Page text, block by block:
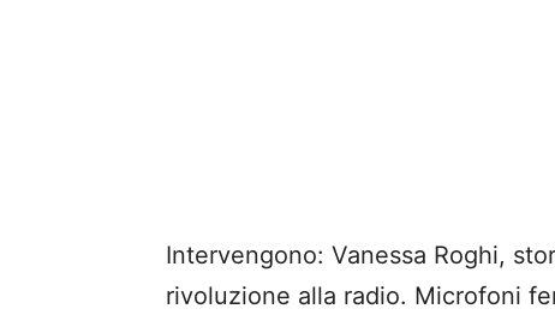
Intervengono: Vanessa Roghi,
rivoluzione alla radio. Microfoni